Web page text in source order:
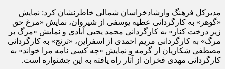
مدیرکل فرهنگ وارشادخراسان شمالی خاطرنشان کرد: نمایش
«گوهر» به کارگردانی عطیه یوسفی از شیروان، نمایش «مرغ حق
زیر درخت کنار» به کارگردانی محمد یحیی آبادی و نمایش «مرگ بر
مرگ» به کارگردانی مریم احمدی از اسفراین، «ترنج» به کارگردانی
مصطفی شکاریان از گرمه و نمایش «چه کسی نامه مرا خواند» به
کارگردانی مهدی فخران از آثار راه یافته به این جشنواره است.